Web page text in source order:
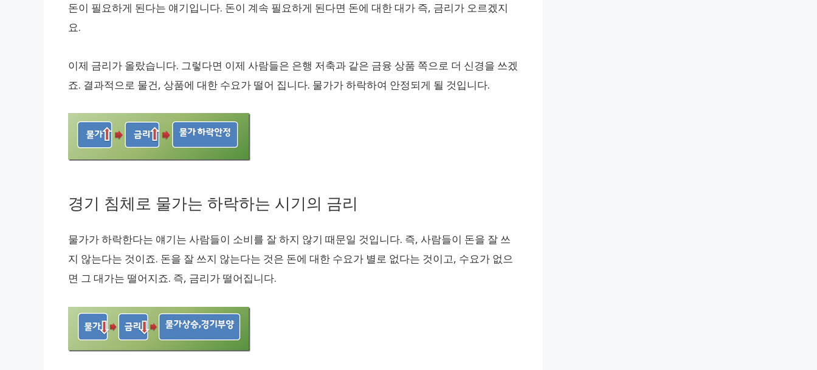
돈이 필요하게 된다는 얘기입니다. 돈이 계속 필요하게 된다면 돈에 대한 대가 즉, 금리가 오르겠지
요.
이제 금리가 올랐습니다. 그렇다면 이제 사람들은 은행 저축과 같은 금융 상품 쪽으로 더 신경을 쓰겠
죠. 결과적으로 물건, 상품에 대한 수요가 떨어 집니다. 물가가 하락하여 안정되게 될 것입니다.
경기 침체로 물가는 하락하는 시기의 금리
물가가 하락한다는 얘기는 사람들이 소비를 잘 하지 않기 때문일 것입니다. 즉, 사람들이 돈을 잘 쓰
지 않는다는 것이죠. 돈을 잘 쓰지 않는다는 것은 돈에 대한 수요가 별로 없다는 것이고, 수요가 없으
면 그 대가는 떨어지죠. 즉, 금리가 떨어집니다.